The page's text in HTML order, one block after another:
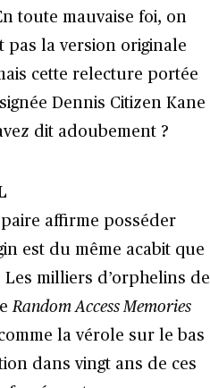
toute mauvaise foi, on
pas la version originale
cette relecture portée
Dennis Citizen Kane
dit adoubement ?
affirme posséder
est du même acabit que
milliers d’orphelins de
Random Access Memories
la vérole sur le bas
dans vingt ans de ces